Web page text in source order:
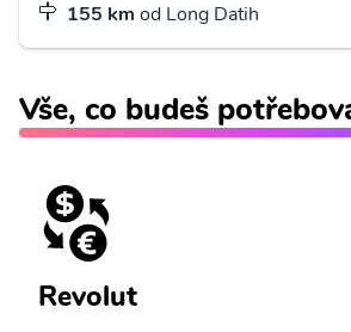
155 km od Long Datih
Vše, co budeš
Revolut